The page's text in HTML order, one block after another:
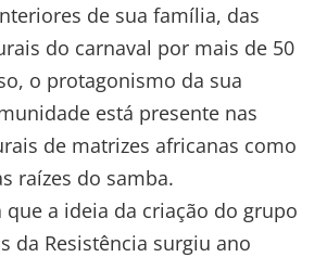
de sua família, das
do carnaval por mais de 50
o protagonismo da sua
está presente nas
de matrizes africanas como
raízes do samba.
que a ideia da criação do grupo
da Resistência surgiu ano